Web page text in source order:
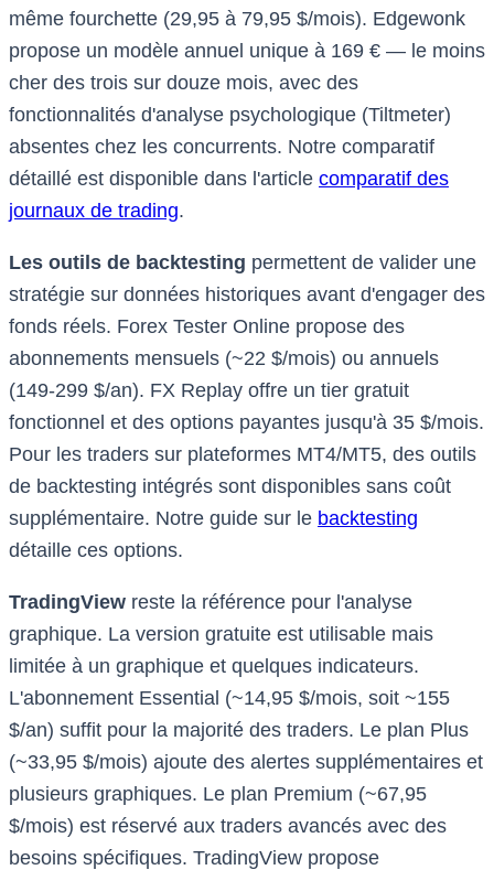
même fourchette (29,95 à 79,95 $/mois). Edgewonk
propose un modèle annuel unique à 169 € — le moins
cher des trois sur douze mois, avec des
fonctionnalités d'analyse psychologique (Tiltmeter)
absentes chez les concurrents. Notre comparatif
détaillé est disponible dans l'article comparatif des
journaux de trading.
Les outils de backtesting permettent de valider une
stratégie sur données historiques avant d'engager des
fonds réels. Forex Tester Online propose des
abonnements mensuels (~22 $/mois) ou annuels
(149-299 $/an). FX Replay offre un tier gratuit
fonctionnel et des options payantes jusqu'à 35 $/mois.
Pour les traders sur plateformes MT4/MT5, des outils
de backtesting intégrés sont disponibles sans coût
supplémentaire. Notre guide sur le backtesting
détaille ces options.
TradingView reste la référence pour l'analyse
graphique. La version gratuite est utilisable mais
limitée à un graphique et quelques indicateurs.
L'abonnement Essential (~14,95 $/mois, soit ~155
$/an) suffit pour la majorité des traders. Le plan Plus
(~33,95 $/mois) ajoute des alertes supplémentaires et
plusieurs graphiques. Le plan Premium (~67,95
$/mois) est réservé aux traders avancés avec des
besoins spécifiques. TradingView propose